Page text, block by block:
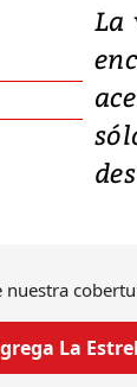
La
nuestra
La